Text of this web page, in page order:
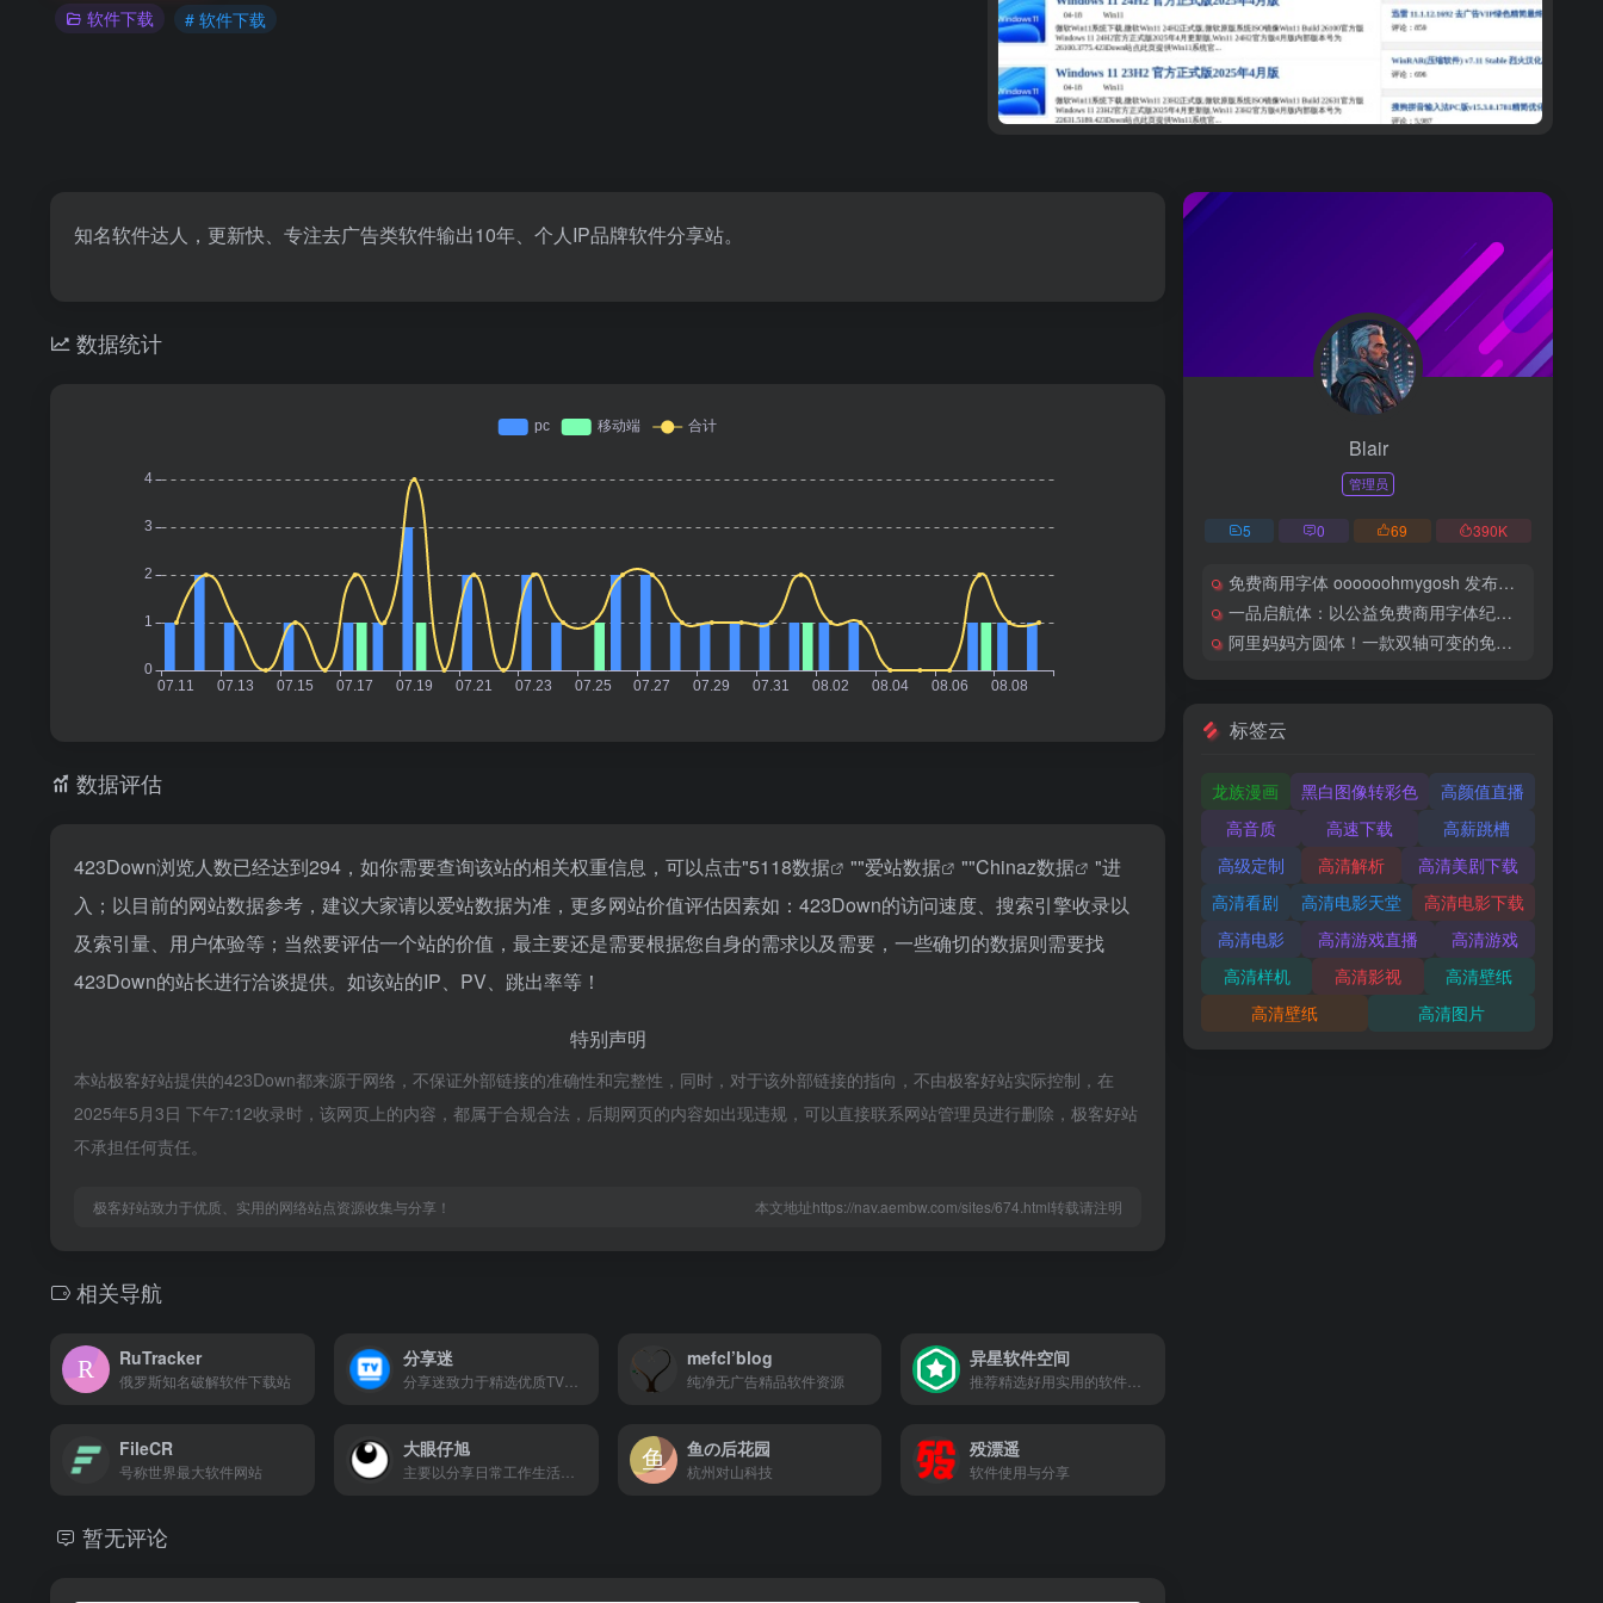
软件下载 # 软件下载
知名软件达人，更新快、专注去广告类软件输出10年、个人IP品牌软件分享站。
数据统计
数据评估
423Down浏览人数已经达到294，如你需要查询该站的相关权重信息，可以点击"5118数据 ""爱站数据 ""Chinaz数据
"进
入；以目前的网站数据参考，建议大家请以爱站数据为准，更多网站价值评估因素如：423Down的访问速度、搜索引擎收录以
及索引量、用户体验等；当然要评估一个站的价值，最主要还是需要根据您自身的需求以及需要，一些确切的数据则需要找
423Down的站长进行洽谈提供。如该站的IP、PV、跳出率等！
特别声明
本站极客好站提供的423Down都来源于网络，不保证外部链接的准确性和完整性，同时，对于该外部链接的指向，不由极客好站实际控制，在
2025年5月3日 下午7:12收录时，该网页上的内容，都属于合规合法，后期网页的内容如出现违规，可以直接联系网站管理员进行删除，极客好站
不承担任何责任。
极客好站致力于优质、实用的网络站点资源收集与分享！ 本文地址https://nav.aembw.com/sites/674.html转载请注明
相关导航
RuTracker
俄罗斯知名破解软件下载站
分享迷
分享迷致力于精选优质TV大屏软件、技术教程、电视资讯等内容
mefcl’blog
纯净无广告精品软件资源
异星软件空间
FileCR
号称世界最大软件网站
大眼仔旭
主要以分享日常工作生活办公技术资源
鱼の后花园
杭州对山科技
殁漂遥
软件使用与分享
暂无评论
Blair
管理员
5 0 69 390K
免费商用字体 oooooohmygosh 发布首款得意黑中文字体下载
一品启航体：以公益免费商用字体纪念一品威客上市里程碑
阿里妈妈方圆体！一款双轴可变的免费商用中文字体
标签云
龙族漫画 黑白图像转彩色
高颜值直播
高音质
高速下载
高薪跳槽
高级定制
高清解析
高清美剧下载
高清看剧
高清电影天堂
高清电影下载
高清电影
高清游戏直播
高清游戏
高清样机
高清影视
高清壁纸
高清壁纸
高清图片